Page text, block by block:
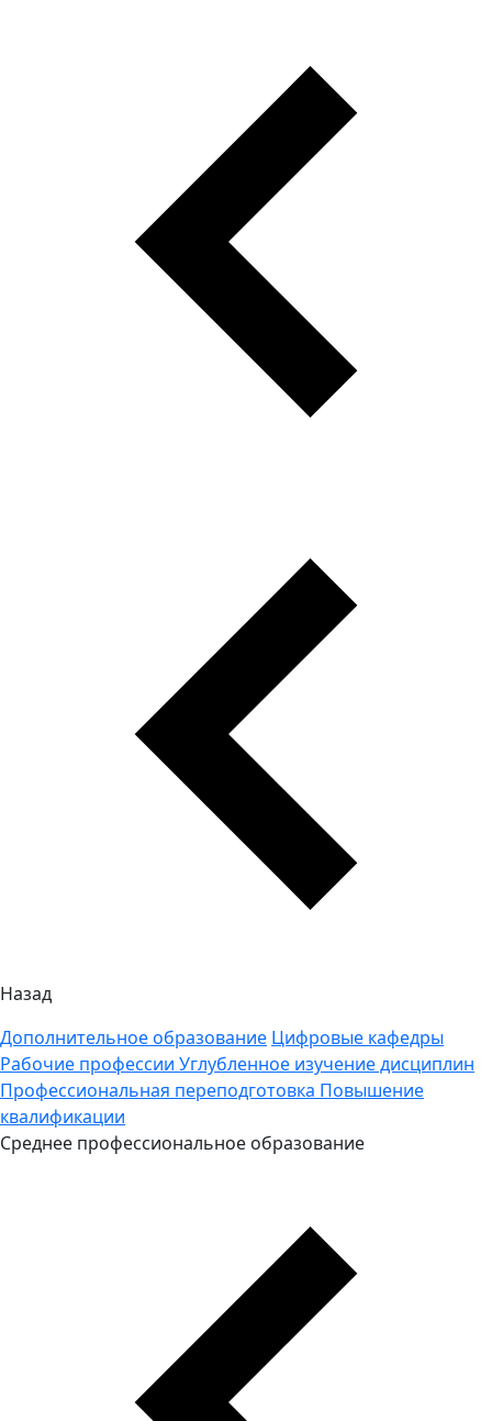
Назад
Дополнительное образование Цифровые кафедры
Рабочие профессии Углубленное изучение дисциплин
Профессиональная переподготовка Повышение
квалификации
Среднее профессиональное образование